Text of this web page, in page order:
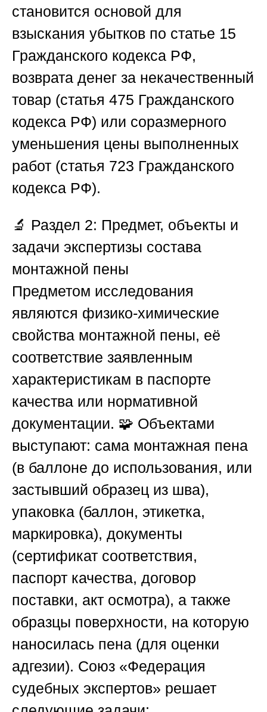
становится основой для
взыскания убытков по статье 15
Гражданского кодекса РФ,
возврата денег за некачественный
товар (статья 475 Гражданского
кодекса РФ) или соразмерного
уменьшения цены выполненных
работ (статья 723 Гражданского
кодекса РФ).
🔬 Раздел 2: Предмет, объекты и
задачи экспертизы состава
монтажной пены
Предметом исследования
являются физико-химические
свойства монтажной пены, её
соответствие заявленным
характеристикам в паспорте
качества или нормативной
документации. 🧩 Объектами
выступают: сама монтажная пена
(в баллоне до использования, или
застывший образец из шва),
упаковка (баллон, этикетка,
маркировка), документы
(сертификат соответствия,
паспорт качества, договор
поставки, акт осмотра), а также
образцы поверхности, на которую
наносилась пена (для оценки
адгезии). Союз «Федерация
судебных экспертов» решает